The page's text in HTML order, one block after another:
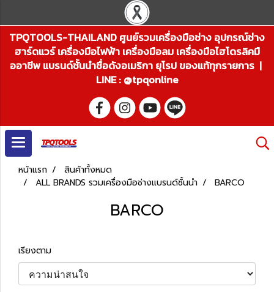
TPQTOOLS-THAILAND ศูนย์รวมเครื่องมือช่าง อุปกรณ์ช่าง
ฮาร์ดแวร์ เครื่องมือไฟฟ้า เครื่องมือลม เครื่องมือไฮโดรลิคมื
ออาชีพ แบรนด์ชั้นนำชื่อดังอเมริกา ยุโรป ของแท้ทุกรายการ |
LINE : @tpqonline
หน้าแรก
สินค้าทั้งหมด
ALL BRANDS รวมเครื่องมือช่างแบรนด์ชั้นนำ
BARCO
BARCO
เรียงตาม